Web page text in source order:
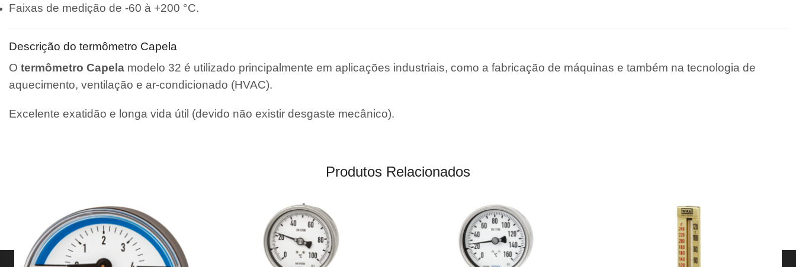
Faixas de medição de -60 à +200 °C.
Descrição do termômetro Capela
O termômetro Capela modelo 32 é utilizado principalmente em aplicações industriais, como a fabricação de máquinas e também na tecnologia de
aquecimento, ventilação e ar-condicionado (HVAC).
Excelente exatidão e longa vida útil (devido não existir desgaste mecânico).
Produtos Relacionados